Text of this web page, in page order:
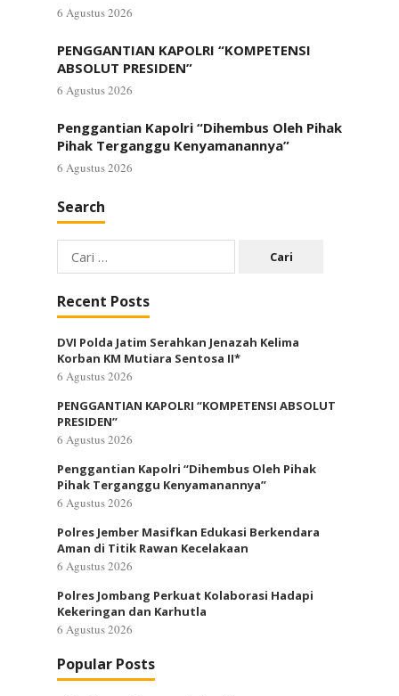
6 Agustus 2026
PENGGANTIAN KAPOLRI “KOMPETENSI
ABSOLUT PRESIDEN”
6 Agustus 2026
Penggantian Kapolri “Dihembus Oleh Pihak
Pihak Terganggu Kenyamanannya”
6 Agustus 2026
Search
Cari
untuk:
Recent Posts
DVI Polda Jatim Serahkan Jenazah Kelima
Korban KM Mutiara Sentosa II*
6 Agustus 2026
PENGGANTIAN KAPOLRI “KOMPETENSI ABSOLUT
PRESIDEN”
6 Agustus 2026
Penggantian Kapolri “Dihembus Oleh Pihak
Pihak Terganggu Kenyamanannya”
6 Agustus 2026
Polres Jember Masifkan Edukasi Berkendara
Aman di Titik Rawan Kecelakaan
6 Agustus 2026
Polres Jombang Perkuat Kolaborasi Hadapi
Kekeringan dan Karhutla
6 Agustus 2026
Popular Posts